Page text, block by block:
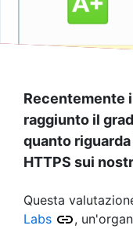
Recentemente
raggiunto il
quanto
HTTPS sui
Questa
Labs
,